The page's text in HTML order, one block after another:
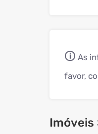
🛈 As
favor,
Imóveis